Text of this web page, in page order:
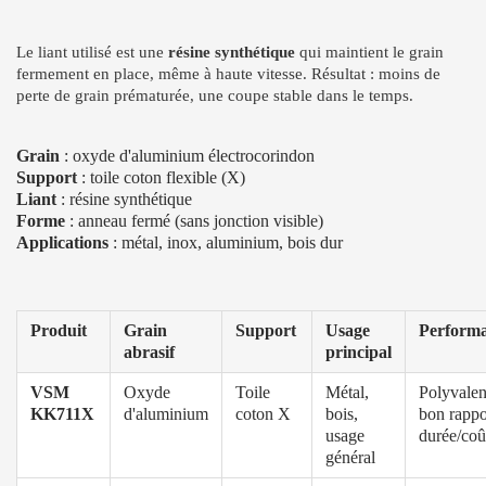
Le liant utilisé est une résine synthétique qui maintient le grain
fermement en place, même à haute vitesse. Résultat : moins de
perte de grain prématurée, une coupe stable dans le temps.
Grain : oxyde d'aluminium électrocorindon
Support : toile coton flexible (X)
Liant : résine synthétique
Forme : anneau fermé (sans jonction visible)
Applications : métal, inox, aluminium, bois dur
Produit
Grain
abrasif
Support
Usage
principal
VSM
KK711X
Oxyde
d'aluminium
Toile
coton X
Métal,
bois,
usage
général
bon
durée/